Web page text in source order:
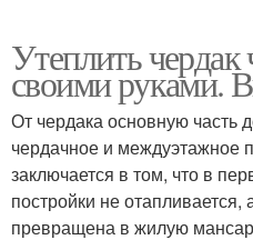
Утеплить чердак
своими руками.
От чердака основную часть
чердачное и междуэтажное
заключается в том, что в
постройки не отапливается,
превращена в жилую